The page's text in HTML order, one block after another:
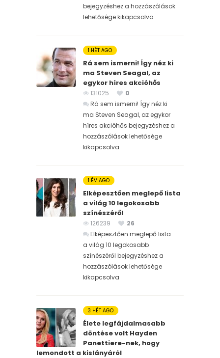
bejegyzéshez a hozzászólások
lehetősége kikapcsolva
1 HÉT AGO
Rá sem ismerni! Így néz ki
ma Steven Seagal, az
egykor híres akcióhős
131025
0
Rá sem ismerni! Így néz ki
ma Steven Seagal, az egykor
híres akcióhős bejegyzéshez a
hozzászólások lehetősége
kikapcsolva
1 ÉV AGO
Elképesztően meglepő lista
a világ 10 legokosabb
színészéről
126239
26
Elképesztően meglepő lista
a világ 10 legokosabb
színészéről bejegyzéshez a
hozzászólások lehetősége
kikapcsolva
3 HÉT AGO
Élete legfájdalmasabb
döntése volt Hayden
Panettiere-nek, hogy
lemondott a kislányáról